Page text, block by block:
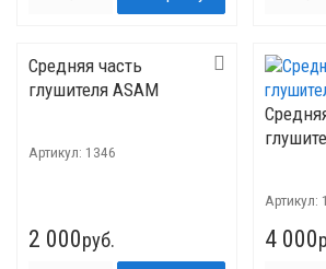
Средняя часть
глушителя ASAM
Артикул: 1346
2 000руб.
Артикул:
4 000